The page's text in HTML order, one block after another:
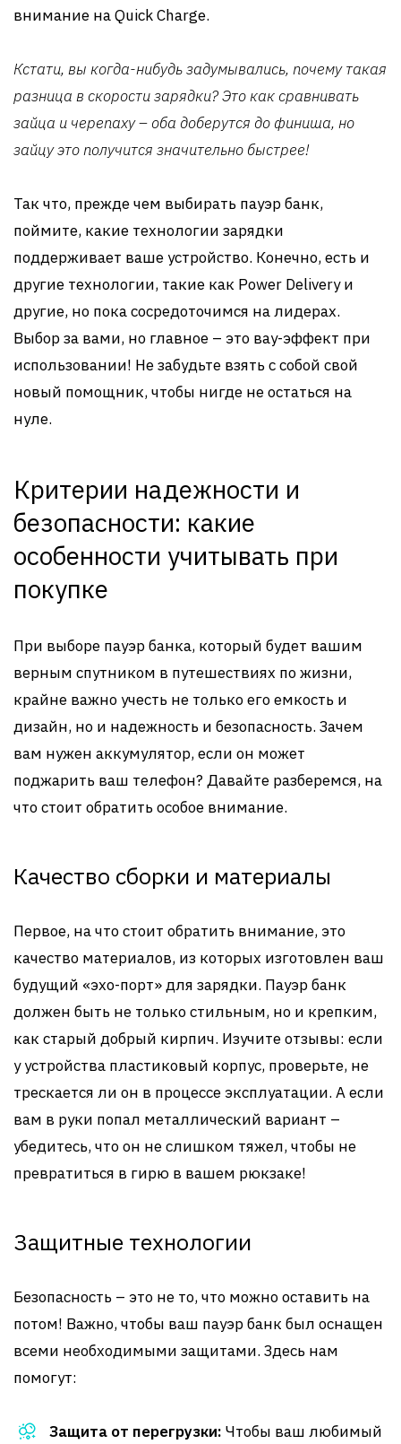
внимание на Quick Charge.
Кстати, вы когда-нибудь задумывались, почему такая
разница в скорости зарядки? Это как сравнивать
зайца и черепаху – оба доберутся до финиша, но
зайцу это получится значительно быстрее!
Так что, прежде чем выбирать пауэр банк,
поймите, какие технологии зарядки
поддерживает ваше устройство. Конечно, есть и
другие технологии, такие как Power Delivery и
другие, но пока сосредоточимся на лидерах.
Выбор за вами, но главное – это вау-эффект при
использовании! Не забудьте взять с собой свой
новый помощник, чтобы нигде не остаться на
нуле.
Критерии надежности и
безопасности: какие
особенности учитывать при
покупке
При выборе пауэр банка, который будет вашим
верным спутником в путешествиях по жизни,
крайне важно учесть не только его емкость и
дизайн, но и надежность и безопасность. Зачем
вам нужен аккумулятор, если он может
поджарить ваш телефон? Давайте разберемся, на
что стоит обратить особое внимание.
Качество сборки и материалы
Первое, на что стоит обратить внимание, это
качество материалов, из которых изготовлен ваш
будущий «эхо-порт» для зарядки. Пауэр банк
должен быть не только стильным, но и крепким,
как старый добрый кирпич. Изучите отзывы: если
у устройства пластиковый корпус, проверьте, не
трескается ли он в процессе эксплуатации. А если
вам в руки попал металлический вариант –
убедитесь, что он не слишком тяжел, чтобы не
превратиться в гирю в вашем рюкзаке!
Защитные технологии
Безопасность – это не то, что можно оставить на
потом! Важно, чтобы ваш пауэр банк был оснащен
всеми необходимыми защитами. Здесь нам
помогут:
Защита от перегрузки: Чтобы ваш любимый